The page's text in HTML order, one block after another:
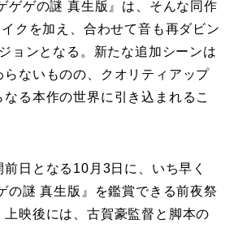
ゲゲの謎 真生版』は、そんな同作
クを加え、合わせて音も再ダビン
ョンとなる。新たな追加シーンは
らないものの、クオリティアップ
なる本作の世界に引き込まれるこ
日となる10月3日に、いち早く
の謎 真生版』を鑑賞できる前夜祭
映後には、古賀豪監督と脚本の